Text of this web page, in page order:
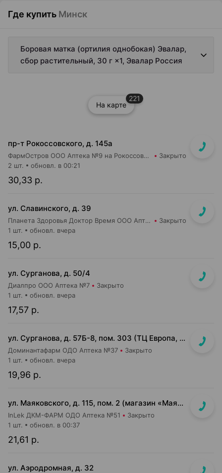
Где купить Минск
Боровая матка (ортилия однобокая) Эвалар,
сбор растительный, 30 г ×1, Эвалар Россия
На карте
221
пр-т Рокоссовского, д. 145а
ФармОстров ООО Аптека №9 на Рокоссовского Закрыто
30,33 р.
2 шт. обновл. в 00:21
ул. Славинского, д. 39
Планета Здоровья Доктор Время ООО Аптека №1 Закрыто
15,00 р.
1 шт. обновл. вчера
ул. Сурганова, д. 50/4
Диалпро ООО Аптека №7 Закрыто
17,57 р.
1 шт. обновл. вчера
ул. Сурганова, д. 57Б-8, пом. 303 (ТЦ Европа, 3 этаж)
Доминантафарм ОДО Аптека №37 Закрыто
19,96 р.
1 шт. обновл. вчера
ул. Маяковского, д. 115, пом. 2 (магазин «Маяк»)
InLek ДКМ-ФАРМ ОДО Аптека №51 Закрыто
21,61 р.
1 шт. обновл. в 00:37
ул. Аэродромная, д. 32